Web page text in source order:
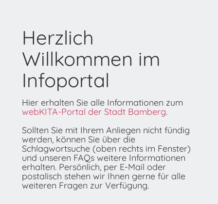
Herzlich
Willkommen im
Infoportal
Hier erhalten Sie alle Informationen zum
webKITA-Portal der Stadt Bamberg.
Sollten Sie mit Ihrem Anliegen nicht fündig
werden, können Sie über die
Schlagwortsuche (oben rechts im Fenster)
und unseren FAQs weitere Informationen
erhalten. Persönlich, per E-Mail oder
postalisch stehen wir Ihnen gerne für alle
weiteren Fragen zur Verfügung.